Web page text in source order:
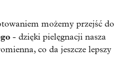
możemy przejść do
- dzięki pielęgnacji nasza
co da jeszcze lepszy